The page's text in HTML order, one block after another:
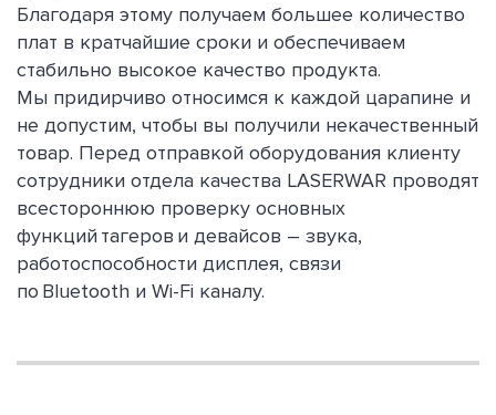
Благодаря этому получаем большее количество
плат в кратчайшие сроки и обеспечиваем
стабильно высокое качество продукта.
Мы придирчиво относимся к каждой царапине и
не допустим, чтобы вы получили некачественный
товар. Перед отправкой оборудования клиенту
сотрудники отдела качества LASERWAR проводят
всестороннюю проверку основных
функций тагеров и девайсов – звука,
работоспособности дисплея, связи
по Bluetooth и Wi-Fi каналу.